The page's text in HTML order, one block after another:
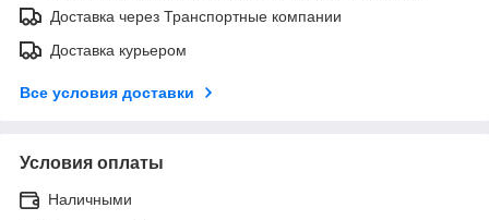
Доставка через Транспортные компании
Доставка курьером
Все условия доставки
Условия оплаты
Наличными